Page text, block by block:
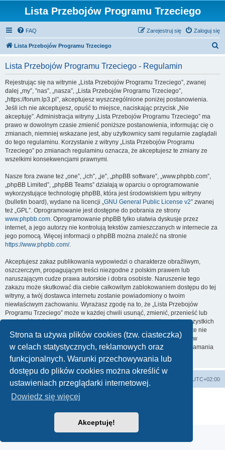
Strona ta używa plików cookies (tzw. ciasteczka)
w celach statystycznych, reklamowych oraz
funkcjonalnych. Warunki przechowywania lub
dostępu do plików cookies można określić w
ustawieniach przeglądarki internetowej.
Dowiedz się więcej
Akceptuję!
Lista Przebojów Programu Trzeciego
FAQ Zaloguj się
Zarejestruj się
Lista Przebojów Programu Trzeciego
Lista Przebojów Programu Trzeciego - Regulamin
Rejestrując się na witrynie „Lista Przebojów Programu Trzeciego”, zwanej
dalej „my”, ”nas”, „nasza”, „Lista Przebojów Programu Trzeciego”,
„https://forum.lp3.pl”, akceptujesz wyszczególnione poniżej postanowienia.
Jeśli ich nie akceptujesz, opuść to miejsce, naciskając przycisk „Nie
akceptuję”. Administracja witryny „Lista Przebojów Programu Trzeciego” ma
prawo w dowolnym czasie zmienić poniższe postanowienia, informując cię o
zmianach, niemniej wskazane jest, aby użytkownicy sami regularnie zaglądali
do tego regulaminu. Korzystanie z witryny „Lista Przebojów Programu
Trzeciego” po zmianach regulaminu oznacza, że akceptujesz te zmiany ze
wszelkimi konsekwencjami prawnymi.
Nasze fora zwane też „one”, „ich”, „je”, „phpBB software”, „www.phpbb.com”,
„phpBB Limited”, „phpBB Teams” działają w oparciu o oprogramowanie
wykorzystujące technologię phpBB, która jest środowiskiem typu witryny
(bulletin board), wydane na licencji „GNU General Public License v2” zwanej
też „GPL”. Oprogramowanie jest dostępne do pobrania ze strony
www.phpbb.com. Oprogramowanie phpBB tylko ułatwia dyskusje przez
internet, a jego autorzy nie kontrolują tekstów zamieszczanych w internecie za
jego pomocą. Więcej informacji o phpBB można znaleźć na stronie
https://www.phpbb.com/.
Akceptujesz zakaz publikowania wypowiedzi o charakterze obraźliwym,
oszczerczym, propagującym treści niezgodne z polskim prawem lub
naruszającym cudze prawa autorskie i dobra osobiste. Naruszenie tego
zakazu może skutkować dla ciebie całkowitym zablokowaniem dostępu do tej
witryny, a twój dostawca internetu zostanie powiadomiony o twoim
niewłaściwym zachowaniu. Wyrażasz zgodę na to, że „Lista Przebojów
Programu Trzeciego” może w każdej chwili usunąć, zmienić, przenieść lub
zamknąć każdy twój temat, post. Wyrażasz zgodę na zapisywanie wszystkich
podanych przez ciebie informacji w naszej bazie danych. Informacje te nie
będą przekazywane nikomu bez twojej zgody, ale ani „Lista Przebojów
Programu Trzeciego”, ani phpBB nie ponosi odpowiedzialności za włamania
do witryny, podczas których może dojść do kradzieży danych.
Lista Przebojów Programu Trzeciego UTC+02:00
Technologię dostarcza
Zasady ochrony danych osobowych